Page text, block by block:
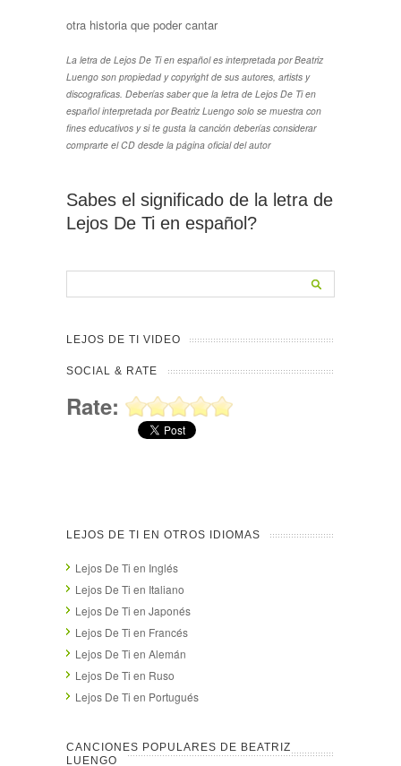
otra historia que poder cantar
La letra de Lejos De Ti en español es interpretada por Beatriz
Luengo son propiedad y copyright de sus autores, artists y
discograficas. Deberías saber que la letra de Lejos De Ti en
español interpretada por Beatriz Luengo solo se muestra con
fines educativos y si te gusta la canción deberías considerar
comprarte el CD desde la página oficial del autor
Sabes el significado de la letra de
Lejos De Ti en español?
LEJOS DE TI VIDEO
SOCIAL & RATE
Rate:
LEJOS DE TI EN OTROS IDIOMAS
Lejos De Ti en Inglés
Lejos De Ti en Italiano
Lejos De Ti en Japonés
Lejos De Ti en Francés
Lejos De Ti en Alemán
Lejos De Ti en Ruso
Lejos De Ti en Portugués
CANCIONES POPULARES DE BEATRIZ
LUENGO